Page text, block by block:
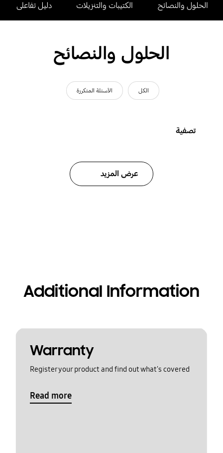
الحلول والنصائح الكتيبات والتنزيلات دليل تفاعلى
الحلول والنصائح
الكل الأسئلة المتكررة
تصفية
عرض المزيد
Additional Information
Warranty
Register your product and find out what's covered
Read more